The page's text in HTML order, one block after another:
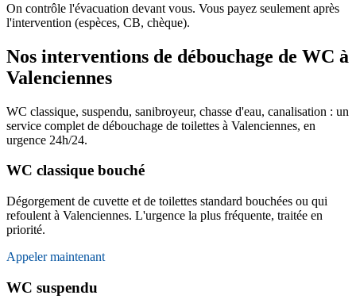
On contrôle l'évacuation devant vous. Vous payez seulement après
l'intervention (espèces, CB, chèque).
Nos interventions de débouchage de WC à
Valenciennes
WC classique, suspendu, sanibroyeur, chasse d'eau, canalisation : un
service complet de débouchage de toilettes à Valenciennes, en
urgence 24h/24.
WC classique bouché
Dégorgement de cuvette et de toilettes standard bouchées ou qui
refoulent à Valenciennes. L'urgence la plus fréquente, traitée en
priorité.
Appeler maintenant
WC suspendu